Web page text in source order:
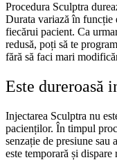
Procedura Sculptra
Durata variază în funcție
fiecărui pacient. Ca
redusă, poți să te
fără să faci mari
Este dureroasă
Injectarea Sculptra nu
pacienților. În timpul
senzație de presiune sau
este temporară și dispare